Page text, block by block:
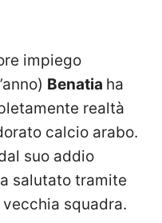
impiego
Benatia ha
realtà
calcio arabo.
suo addio
salutato tramite
squadra.